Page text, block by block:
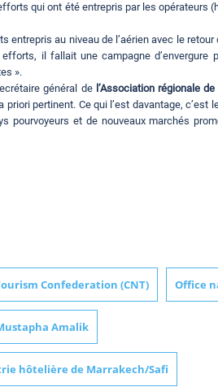
qui ont été entrepris par les opérateurs
entrepris au niveau de l’aérien avec le
il fallait une campagne d’envergure
».
général de l’Association régionale
priori pertinent. Ce qui l’est davantage,
pourvoyeurs et de nouveaux marchés
Confederation (CNT) Office
Amalik
hôtelière de Marrakech/Safi